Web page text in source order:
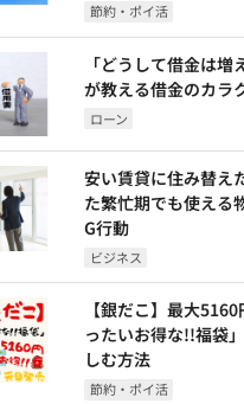
節約・ポイ活
ローン
「どうして借金は
が教える借金のカラ
ビジネス
安い賃貸に住み替え
た繁忙期でも使える
G行動
節約・ポイ活
【銀だこ】最大
ったいお得な!!福袋
しむ方法